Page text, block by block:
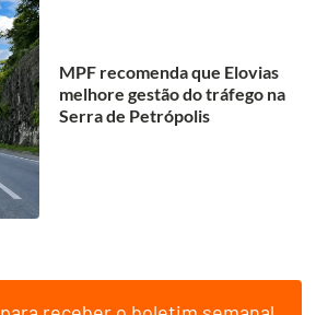
MPF recomenda que Elovias
melhore gestão do tráfego na
Serra de Petrópolis